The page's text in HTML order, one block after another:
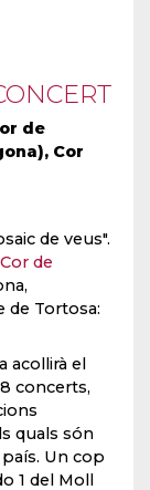
de
Cor
de veus".
Cor de
de Tortosa:
acollirà el
concerts,
quals són
Un cop
1 del Moll